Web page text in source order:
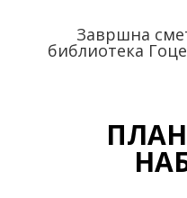
Завршнa
библиотека